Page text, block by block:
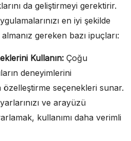
da geliştirmeyi gerektirir.
en iyi şekilde
gereken bazı ipuçları:
Kullanın: Çoğu
deneyimlerini
özelleştirme seçenekleri sunar.
ve arayüzü
kullanımı daha verimli